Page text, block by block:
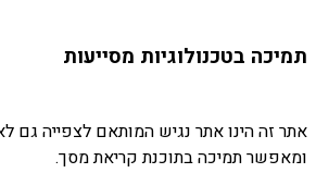
תמיכה בטכנולוגיות מסייעות
אתר זה הינו אתר נגיש המותאם לצפייה גם
ומאפשר תמיכה בתוכנת קריאת מסך.